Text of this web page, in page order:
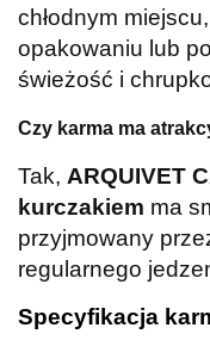
chłodnym
opakowaniu lub
świeżość i
Czy karma ma
Tak, ARQUIVET
kurczakiem ma
przyjmowany
regularnego
Specyfikacja